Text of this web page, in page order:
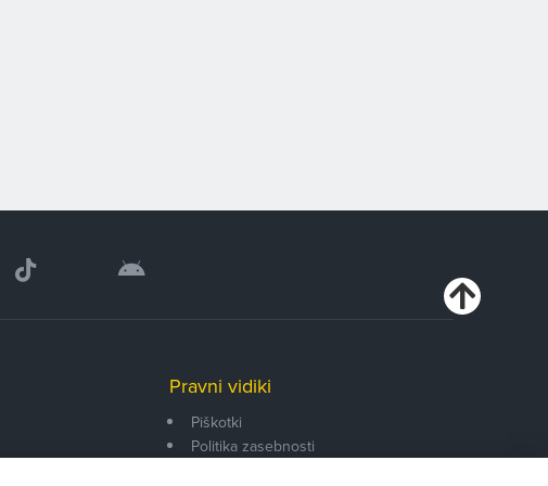
Pravni vidiki
Piškotki
Politika zasebnosti